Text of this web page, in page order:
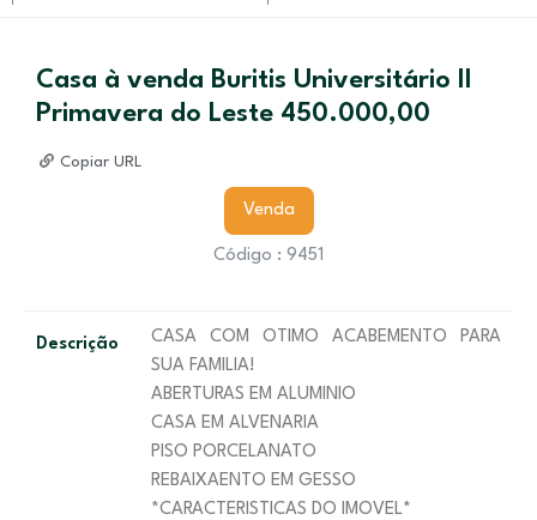
Casa à venda Buritis Universitário II
Primavera do Leste 450.000,00
Copiar URL
Venda
Código : 9451
Descrição
CASA COM OTIMO ACABEMENTO PARA
SUA FAMILIA!
ABERTURAS EM ALUMINIO
CASA EM ALVENARIA
PISO PORCELANATO
REBAIXAENTO EM GESSO
*CARACTERISTICAS DO IMOVEL*